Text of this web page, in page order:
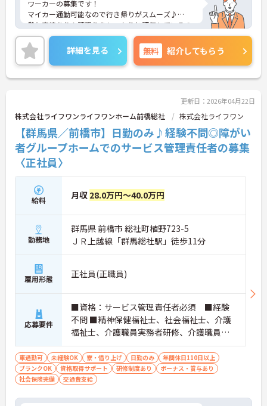
ワーカーの募集です！
マイカー通勤可能なので行き帰りがスムーズ♪
賞与実績あり！頑張りをしっかりと評価しているの
で、モチベーションを保ちやすい環境です◎
ご興味のある方は、マイナビ介護職までお問い合わ
せください。
詳細を見る 無料 紹介してもらう
更新日：2026年04月22日
株式会社ライフワンライフワンホーム前橋総社 株式会社ライフワン
【群馬県／前橋市】日勤のみ♪経験不問◎障がい
者グループホームでのサービス管理責任者の募集
〈正社員〉
給料 月収 28.0万円～40.0万円
勤務地
群馬県 前橋市 総社町植野723-5
ＪＲ上越線「群馬総社駅」徒歩11分
雇用形態 正社員(正職員)
応募要件
■資格：サービス管理責任者必須 ■経験
不問 ■精神保健福祉士、社会福祉士、介護
福祉士、介護職員実務者研修、介護職員初
任者研修あれば尚可 ■普通自動車免許あ
れば尚可
車通勤可 未経験OK 寮・借り上げ 日勤のみ
年間休日110日以上
ブランクOK
資格取得サポート 研修制度あり
ボーナス・賞与あり
社会保険完備
交通費支給